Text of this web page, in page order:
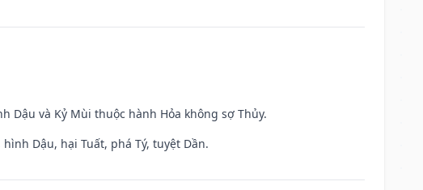
Dậu và Kỷ Mùi thuộc hành Hỏa không sợ Thủy.
Dậu, hại Tuất, phá Tý, tuyệt Dần.